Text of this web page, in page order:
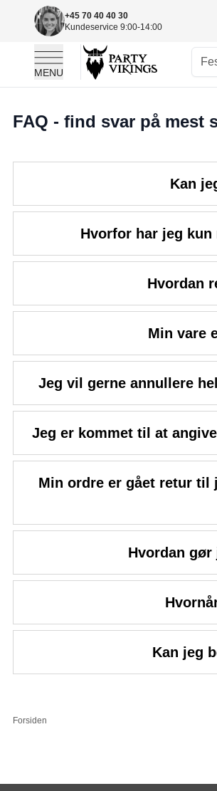
+45 70 40 40 30
Kundeservice 9:00-14:00
MENU
FAQ - find svar på mest
Forsiden
Kan
Hvorfor har jeg
Hvordan
Min vare
Jeg vil gerne annullere
Jeg er kommet til at
Min ordre er gået retur til
Hvordan
Kan jeg